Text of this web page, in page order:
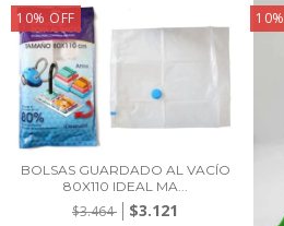
10% OFF
BOLSAS GUARDADO AL VACÍO
80X110 IDEAL MA...
$3.464 $3.121
10%